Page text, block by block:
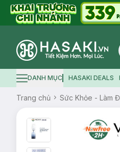
Logo
Hamburger icon
DANH MỤC HASAKI DEALS
Trang chủ Sức Khỏe - Làm